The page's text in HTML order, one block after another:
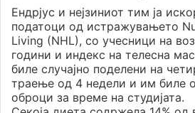
Ендрјус и нејзиниот тим ја
податоци од истражувањето
Living (NHL), со учесници на
години и индекс на телесна
биле случајно поделени на
траење од 4 недели и им биле
оброци за време на студијата.